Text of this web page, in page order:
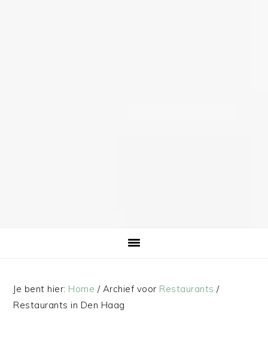
Je bent hier: Home /Archief voor Restaurants /
Restaurants in Den Haag